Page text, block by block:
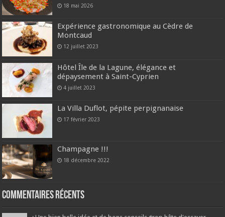
18 mai 2026
Expérience gastronomique au Cèdre de
Montcaud
12 juillet 2023
Hôtel Île de la Lagune, élégance et
dépaysement à Saint-Cyprien
4 juillet 2023
La Villa Duflot, pépite perpignanaise
17 février 2023
Champagne !!!
18 décembre 2022
Commentaires récents